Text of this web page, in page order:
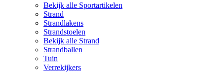
Bekijk alle Sportartikelen
Strand
Strandlakens
Strandstoelen
Bekijk alle Strand
Strandballen
Tuin
Verrekijkers